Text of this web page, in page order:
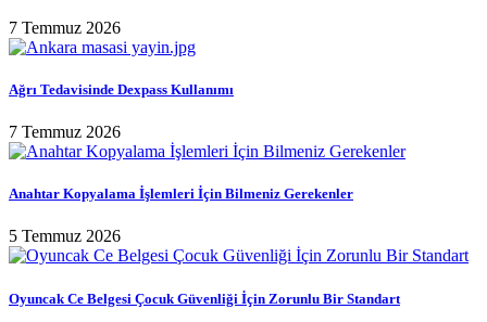
7 Temmuz 2026
Ağrı Tedavisinde Dexpass Kullanımı
7 Temmuz 2026
Anahtar Kopyalama İşlemleri İçin Bilmeniz Gerekenler
5 Temmuz 2026
Oyuncak Ce Belgesi Çocuk Güvenliği İçin Zorunlu Bir Standart